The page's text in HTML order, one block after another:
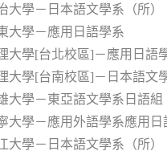
大學－日本語文學系（所）
大學－應用日語學系
大學[台北校區]－應用日語
大學[台南校區]－日本語文
大學－東亞語文學系日語組
大學－應用外語學系應用日
大學－日本語文學系（所）